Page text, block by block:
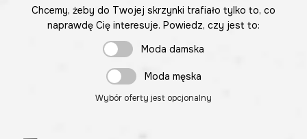
Chcemy, żeby do Twojej skrzynki trafiało tylko to, co
naprawdę Cię interesuje. Powiedz, czy jest to:
Moda damska
Moda męska
Wybór oferty jest opcjonalny